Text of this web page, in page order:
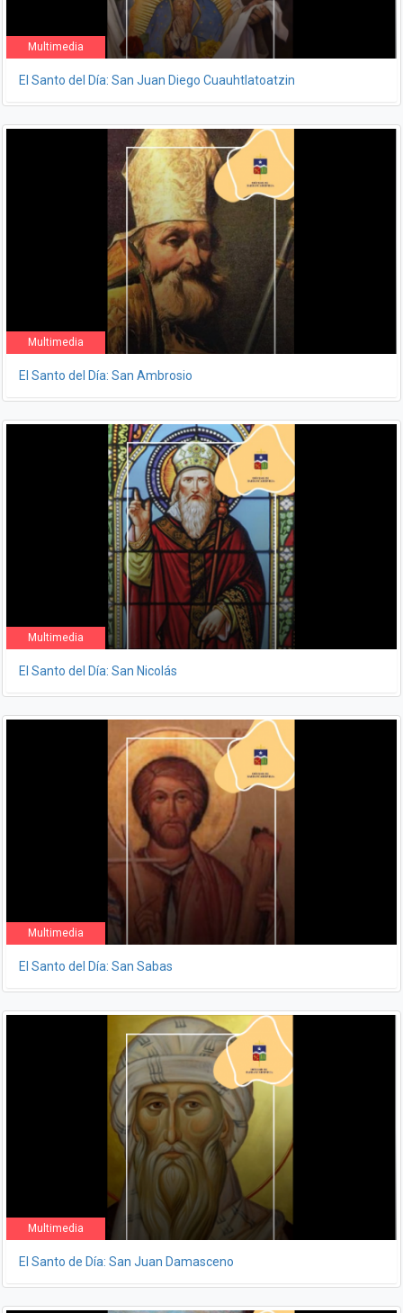
Multimedia
El Santo del Día: San Juan Diego Cuauhtlatoatzin
Multimedia
El Santo del Día: San Ambrosio
Multimedia
El Santo del Día: San Nicolás
Multimedia
El Santo del Día: San Sabas
Multimedia
El Santo de Día: San Juan Damasceno